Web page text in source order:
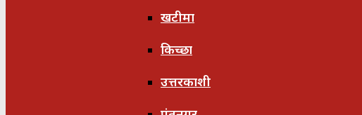
खटीमा
किच्छा
उत्तरकाशी